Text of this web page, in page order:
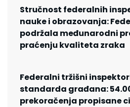
Stručnost federalnih
nauke i obrazovanja:
podržala međunarodni
praćenju kvaliteta zraka
Federalni tržišni
standarda građana:
prekoračenja propisane